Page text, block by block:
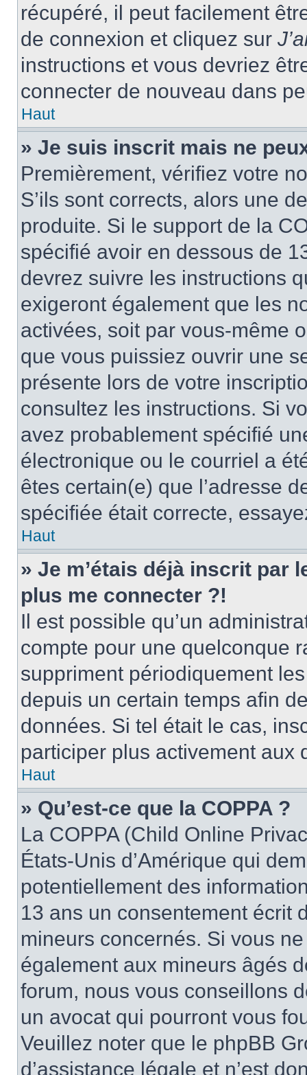
récupéré, il peut facilement
de connexion et cliquez sur
instructions et vous devriez
connecter de nouveau dans
Haut
» Je suis inscrit mais ne
Premièrement, vérifiez votre
S’ils sont corrects, alors une
produite. Si le support de la
spécifié avoir en dessous de
devrez suivre les instructions
exigeront également que les
activées, soit par vous-même
que vous puissiez ouvrir une
présente lors de votre
consultez les instructions. Si
avez probablement spécifié
électronique ou le courriel a
êtes certain(e) que l’adresse
spécifiée était correcte,
Haut
» Je m’étais déjà inscrit par
plus me connecter ?!
Il est possible qu’un
compte pour une quelconque
suppriment périodiquement
depuis un certain temps afin
données. Si tel était le cas,
participer plus activement aux
Haut
» Qu’est-ce que la COPPA ?
La COPPA (Child Online
États-Unis d’Amérique qui
potentiellement des
13 ans un consentement écrit
mineurs concernés. Si vous
également aux mineurs âgés
forum, nous vous conseillons
un avocat qui pourront vous
Veuillez noter que le phpBB
d’assistance légale et n’est